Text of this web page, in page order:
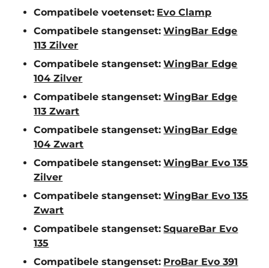
Compatibele voetenset: Evo Clamp
Compatibele stangenset: WingBar Edge
113 Zilver
Compatibele stangenset: WingBar Edge
104 Zilver
Compatibele stangenset: WingBar Edge
113 Zwart
Compatibele stangenset: WingBar Edge
104 Zwart
Compatibele stangenset: WingBar Evo 135
Zilver
Compatibele stangenset: WingBar Evo 135
Zwart
Compatibele stangenset: SquareBar Evo
135
Compatibele stangenset: ProBar Evo 391